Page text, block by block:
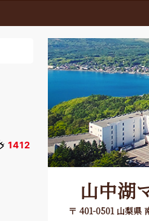
1412
山中湖
〒 401-0501 山梨県